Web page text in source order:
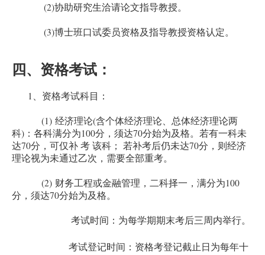
(2)协助研究生洽请论文指导教授。
(3)博士班口试委员资格及指导教授资格认定。
四、资格考试：
1 、资格考试科目：
(1) 经济理论(含个体经济理论、总体经济理论两
科) ：各科满分为100分，须达70分始为及格。若有一科未
达70分 ，可仅补 考 该科； 若补考后仍未达70分，则经济
理论视为未通过乙次，需要全部重考。
(2) 财务工程或金融管理，二科择一，满分为100
分，须达70分始为及格。
考试时间：为每学期期末考后三周内举行。
考试登记时间：资格考登记截止日为每年十